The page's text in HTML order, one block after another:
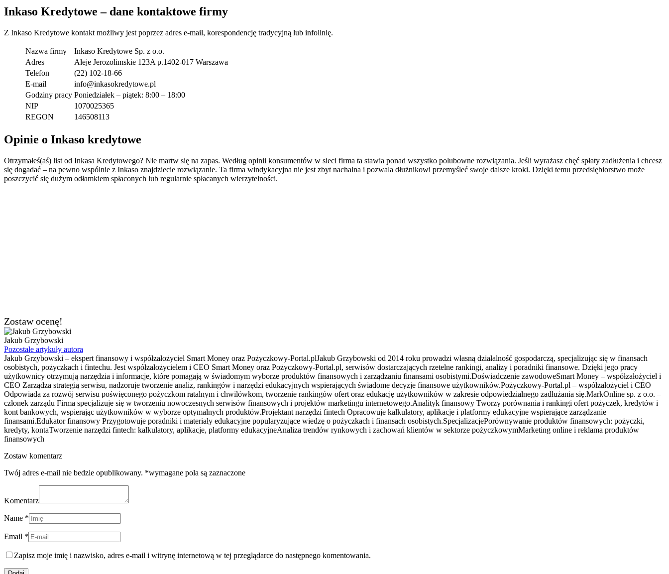
Inkaso Kredytowe – dane kontaktowe firmy
Z Inkaso Kredytowe kontakt możliwy jest poprzez adres e-mail, korespondencję tradycyjną lub infolinię.
Nazwa firmy
Inkaso Kredytowe Sp. z o.o.
Adres
Aleje Jerozolimskie 123A p.1402-017 Warszawa
Telefon
(22) 102-18-66
E-mail
info@inkasokredytowe.pl
Godziny pracy Poniedziałek – piątek: 8:00 – 18:00
NIP
1070025365
REGON
146508113
Opinie o Inkaso kredytowe
Otrzymałeś(aś) list od Inkasa Kredytowego? Nie martw się na zapas. Według opinii konsumentów w sieci firma ta stawia ponad wszystko polubowne rozwiązania. Jeśli wyrażasz chęć spłaty zadłużenia i chcesz
się dogadać – na pewno wspólnie z Inkaso znajdziecie rozwiązanie. Ta firma windykacyjna nie jest zbyt nachalna i pozwala dłużnikowi przemyśleć swoje dalsze kroki. Dzięki temu przedsiębiorstwo może
poszczycić się dużym odłamkiem spłaconych lub regularnie spłacanych wierzytelności.
Zostaw ocenę!
Jakub Grzybowski
Pozostałe artykuły autora
Jakub Grzybowski – ekspert finansowy i współzałożyciel Smart Money oraz Pożyczkowy-Portal.plJakub Grzybowski od 2014 roku prowadzi własną działalność gospodarczą, specjalizując się w finansach
osobistych, pożyczkach i fintechu. Jest współzałożycielem i CEO Smart Money oraz Pożyczkowy-Portal.pl, serwisów dostarczających rzetelne rankingi, analizy i poradniki finansowe. Dzięki jego pracy
użytkownicy otrzymują narzędzia i informacje, które pomagają w świadomym wyborze produktów finansowych i zarządzaniu finansami osobistymi.Doświadczenie zawodoweSmart Money – współzałożyciel i
CEO Zarządza strategią serwisu, nadzoruje tworzenie analiz, rankingów i narzędzi edukacyjnych wspierających świadome decyzje finansowe użytkowników.Pożyczkowy-Portal.pl – współzałożyciel i CEO
Odpowiada za rozwój serwisu poświęconego pożyczkom ratalnym i chwilówkom, tworzenie rankingów ofert oraz edukację użytkowników w zakresie odpowiedzialnego zadłużania się.MarkOnline sp. z o.o. –
członek zarządu Firma specjalizuje się w tworzeniu nowoczesnych serwisów finansowych i projektów marketingu internetowego.Analityk finansowy Tworzy porównania i rankingi ofert pożyczek, kredytów i
kont bankowych, wspierając użytkowników w wyborze optymalnych produktów.Projektant narzędzi fintech Opracowuje kalkulatory, aplikacje i platformy edukacyjne wspierające zarządzanie
finansami.Edukator finansowy Przygotowuje poradniki i materiały edukacyjne popularyzujące wiedzę o pożyczkach i finansach osobistych.SpecjalizacjePorównywanie produktów finansowych: pożyczki,
kredyty, kontaTworzenie narzędzi fintech: kalkulatory, aplikacje, platformy edukacyjneAnaliza trendów rynkowych i zachowań klientów w sektorze pożyczkowymMarketing online i reklama produktów
finansowych
Zostaw komentarz
Twój adres e-mail nie bedzie opublikowany. *wymagane pola są zaznaczone
Komentarz
Name *
Email *
Zapisz moje imię i nazwisko, adres e-mail i witrynę internetową w tej przeglądarce do następnego komentowania.